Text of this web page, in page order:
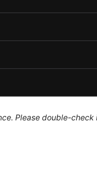
Please double-